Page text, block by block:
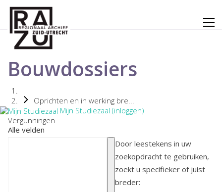
Bouwdossiers
Oprichten en in werking bre...
Mijn Studiezaal (inloggen)
Vergunningen
Alle velden
Door leestekens in uw
zoekopdracht te gebruiken,
zoekt u specifieker of juist
breder: